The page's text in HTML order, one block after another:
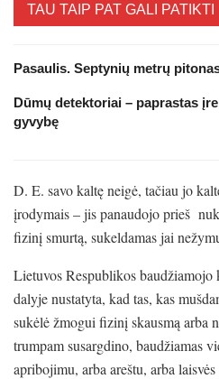
TAU TAIP PAT GALI PATIKTI
Pasaulis. Septynių metrų
Dūmų detektoriai – paprastas
gyvybę
D. E. savo kaltę neigė, tačiau jo
įrodymais – jis panaudojo prieš
fizinį smurtą, sukeldamas jai
Lietuvos Respublikos baudžiamojo
dalyje nustatyta, kad tas, kas
sukėlė žmogui fizinį skausmą arba
trumpam susargdino, baudžiamas
apribojimu, arba areštu, arba